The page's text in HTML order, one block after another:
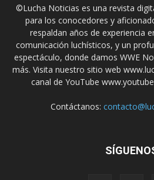
©Lucha Noticias es una revista
para los conocedores y
respaldan años de experiencia
comunicación luchísticos, y un
espectáculo, donde damos WWE
más. Visita nuestro sitio web
canal de YouTube
Contáctanos: